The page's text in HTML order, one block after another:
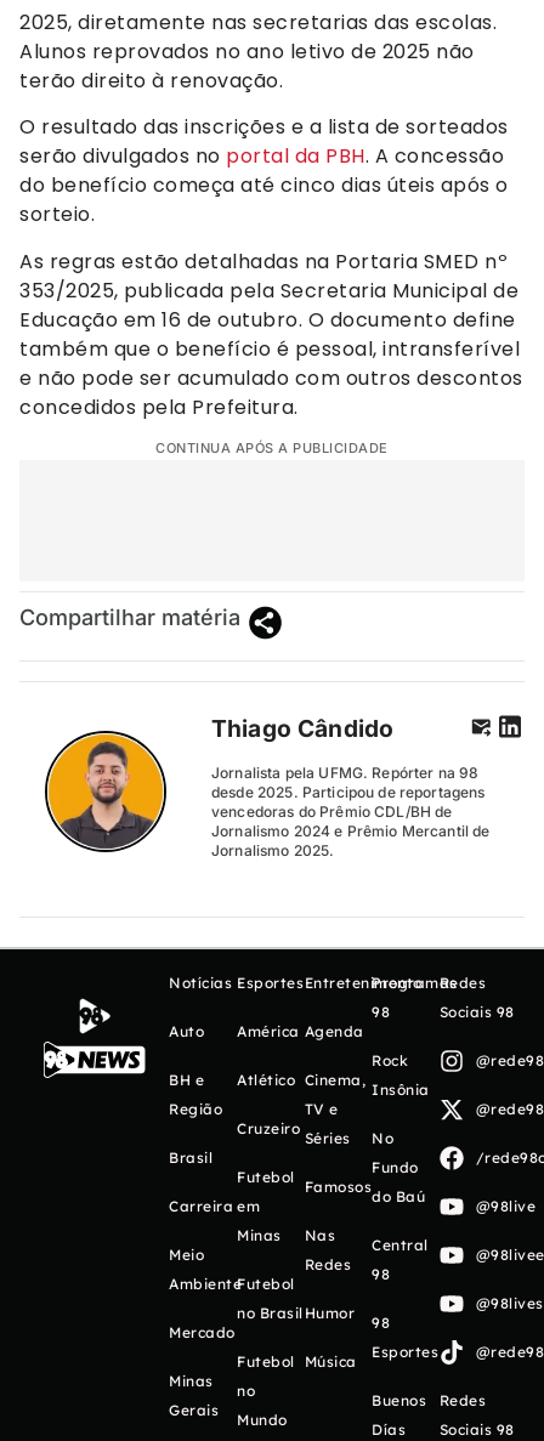
2025, diretamente nas secretarias das escolas.
Alunos reprovados no ano letivo de 2025 não
terão direito à renovação.
O resultado das inscrições e a lista de sorteados
serão divulgados no portal da PBH. A concessão
do benefício começa até cinco dias úteis após o
sorteio.
As regras estão detalhadas na Portaria SMED nº
353/2025, publicada pela Secretaria Municipal de
Educação em 16 de outubro. O documento define
também que o benefício é pessoal, intransferível
e não pode ser acumulado com outros descontos
concedidos pela Prefeitura.
CONTINUA APÓS A PUBLICIDADE
Compartilhar matéria
Thiago Cândido
Jornalista pela UFMG. Repórter na 98
desde 2025. Participou de reportagens
vencedoras do Prêmio CDL/BH de
Jornalismo 2024 e Prêmio Mercantil de
Jornalismo 2025.
Notícias
Auto
BH e
Região
Brasil
Carreira
Meio
Ambiente
Mercado
Minas
Gerais
Esportes
América
Atlético
Cruzeiro
Futebol
em
Minas
Futebol
no Brasil
Futebol
no
Mundo
Entretenimento
Agenda
Cinema,
TV e
Séries
Famosos
Nas
Redes
Humor
Música
Programas
98
Rock
Insônia
No
Fundo
do Baú
Central
98
98
Esportes
Buenos
Días
Redes
Sociais 98
/
@98live
Redes
Sociais 98